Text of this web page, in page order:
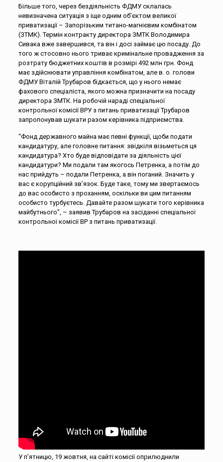
Більше того, через бездіяльність ФДМУ склалась
невизначена ситуація з іще одним об’єктом великої
приватизації – Запорізьким титано-магнієвим комбінатом
(ЗТМК). Термін контракту директора ЗМТК Володимира
Сивака вже завершився, та він і досі займає цю посаду. До
того ж стосовно нього триває кримінальне провадження за
розтрату бюджетних коштів в розмірі 492 млн грн. Фонд
має здійснювати управління комбінатом, але в. о. голови
ФДМУ Віталій Трубаров бідкається, що у нього немає
фахового спеціаліста, якого можна призначити на посаду
директора ЗМТК. На робочій нараді спеціальної
контрольної комісії ВРУ з питань приватизації Трубаров
запропонував шукати разом керівника підприємства.
“Фонд державного майна має певні функції, щоби подати
кандидатуру, але головне питання: звідкіля візьметься ця
кандидатура? Хто буде відповідати за діяльність цієї
кандидатури? Ми подали там якогось Петренка, а потім до
нас прийдуть – подали Петренка, а він поганий. Значить у
вас є корупційний зв’язок. Буде таке, тому ми звертаємось
до вас особисто з проханням, оскільки ви цим питанням
особисто турбуєтесь. Давайте разом шукати того керівника
майбутнього”, – заявив Трубаров на засіданні спеціальної
контрольної комісії ВР з питань приватизації.
У п’ятницю, 19 жовтня, на сайті комісії оприлюднили